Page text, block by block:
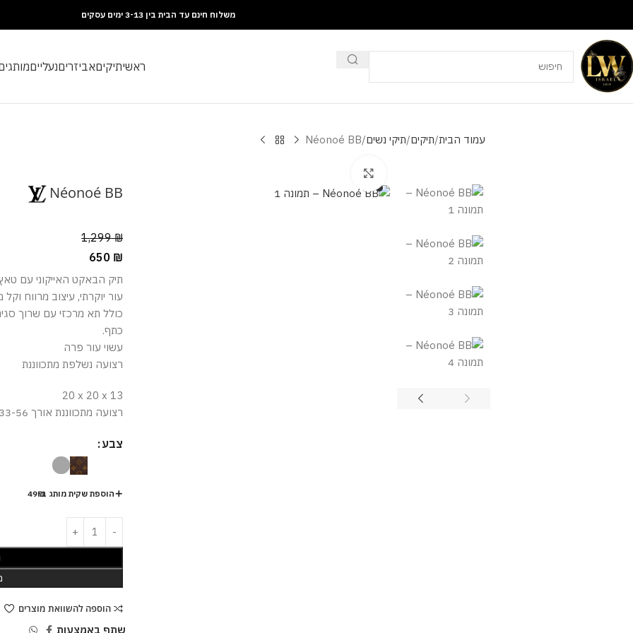
משלוח חינם עד הבית בין 3-13 ימים עסקים
ראשיתיקיםאביזריםנעליים
עמוד הבית תיקים תיקי נשים Néonoé BB
Néonoé BB
1,299₪
650 ₪
תיק הבאקט האייקוני עם
עור יוקרתי, עיצוב מרווח
כולל תא מרכזי עם שרוך
כתף.
עשוי עור פרה
רצועה נשלפת מתכווננת
20 x 20 x 13
רצועה מתכווננת אורך 33-56 סמ
צבע
הוספת שקית מותג ב-49₪
הוספה להשוואת מוצרים
שתף באמצעות